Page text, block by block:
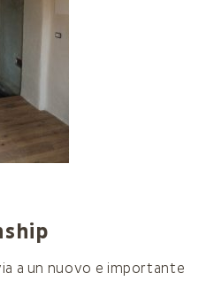
a un nuovo e importante